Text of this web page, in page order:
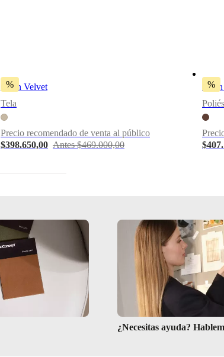
%
Cojín Velvet
Tela
Precio recomendado de venta al público
$398.650,00 Antes $469.000,00
%
¿Necesitas ayuda?